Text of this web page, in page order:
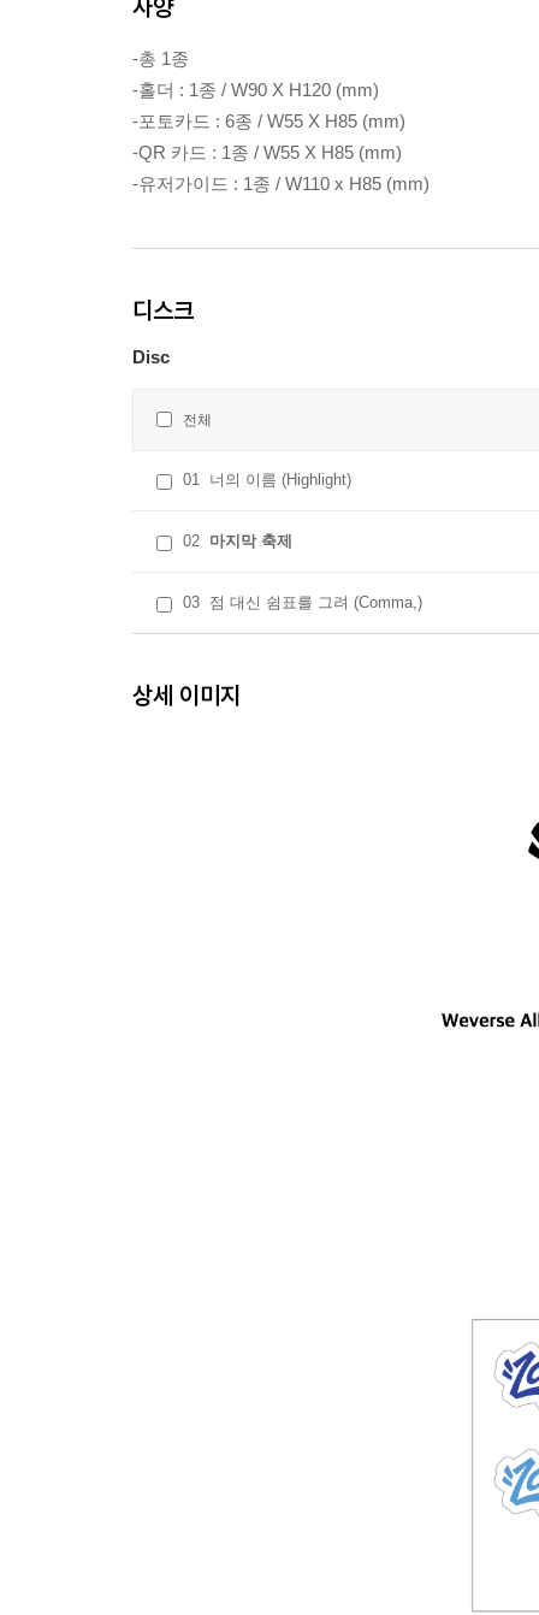
사양
-총 1종
-홀더 : 1종 / W90 X H120 (mm)
-포토카드 : 6종 / W55 X H85 (mm)
-QR 카드 : 1종 / W55 X H85 (mm)
-유저가이드 : 1종 / W110 x H85 (mm)
디스크
Disc
전체
01 너의 이름 (Highlight)
02 마지막 축제
03 점 대신 쉼표를 그려 (Comma,)
상세 이미지